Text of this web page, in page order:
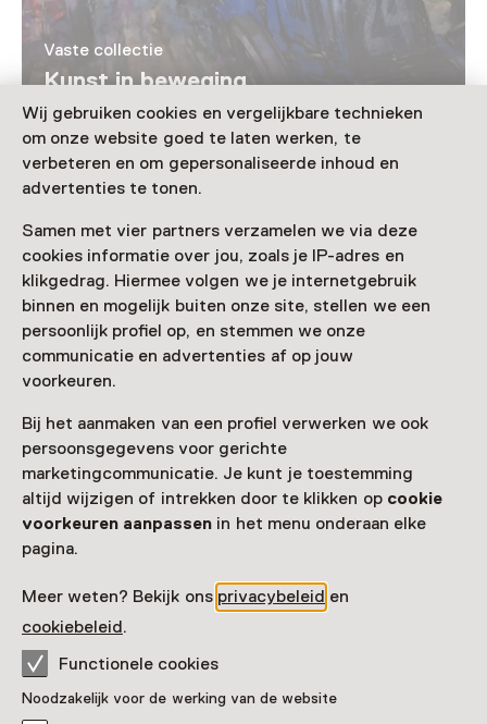
Wij gebruiken cookies en vergelijkbare technieken
om onze website goed te laten werken, te
verbeteren en om gepersonaliseerde inhoud en
advertenties te tonen.
Samen met vier partners verzamelen we via deze
cookies informatie over jou, zoals je IP-adres en
klikgedrag. Hiermee volgen we je internetgebruik
binnen en mogelijk buiten onze site, stellen we een
persoonlijk profiel op, en stemmen we onze
communicatie en advertenties af op jouw
voorkeuren.
Bij het aanmaken van een profiel verwerken we ook
persoonsgegevens voor gerichte
marketingcommunicatie. Je kunt je toestemming
altijd wijzigen of intrekken door te klikken op cookie
voorkeuren aanpassen in het menu onderaan elke
pagina.
Meer weten? Bekijk ons privacybeleid en
cookiebeleid.
Functionele cookies
Noodzakelijk voor de werking van de website
Vaste collectie
Kunst in beweging
Laad meer
Nog meer ontdekken